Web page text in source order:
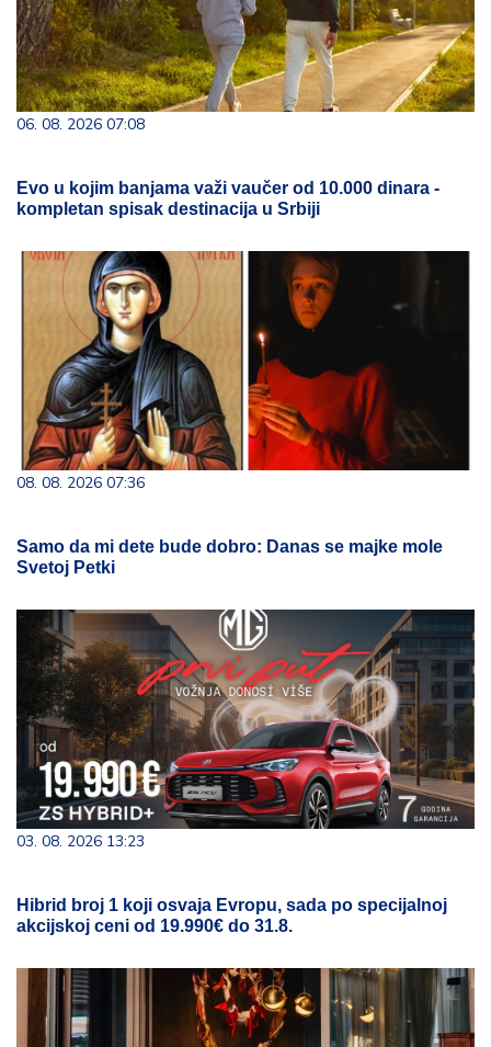
06. 08. 2026 07:08
Evo u kojim banjama važi vaučer od 10.000 dinara -
kompletan spisak destinacija u Srbiji
08. 08. 2026 07:36
Samo da mi dete bude dobro: Danas se majke mole
Svetoj Petki
03. 08. 2026 13:23
Hibrid broj 1 koji osvaja Evropu, sada po specijalnoj
akcijskoj ceni od 19.990€ do 31.8.